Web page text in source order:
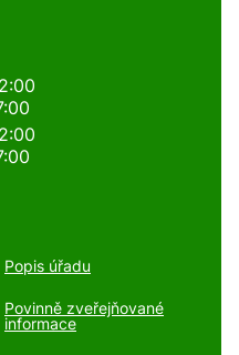
Popis úřadu
Povinně zveřejňované
informace